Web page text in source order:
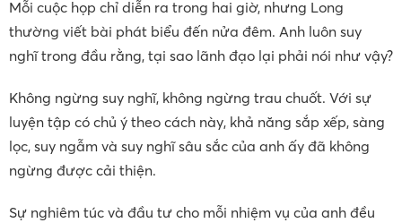
Mỗi cuộc họp chỉ diễn ra trong hai giờ, nhưng Long
thường viết bài phát biểu đến nửa đêm. Anh luôn suy
nghĩ trong đầu rằng, tại sao lãnh đạo lại phải nói như vậy?
Không ngừng suy nghĩ, không ngừng trau chuốt. Với sự
luyện tập có chủ ý theo cách này, khả năng sắp xếp, sàng
lọc, suy ngẫm và suy nghĩ sâu sắc của anh ấy đã không
ngừng được cải thiện.
Sự nghiêm túc và đầu tư cho mỗi nhiệm vụ của anh đều